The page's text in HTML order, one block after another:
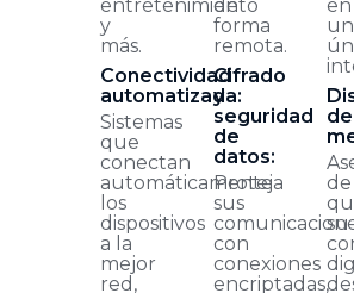
entretenimiento
y
más.
Conectividad
automatizada:
Sistemas
que
conectan
automáticamente
los
dispositivos
a la
mejor
red,
de
forma
remota.
Cifrado
y
seguridad
de
datos:
Proteja
sus
con
conexiones
encriptadas,
en
de
de
su